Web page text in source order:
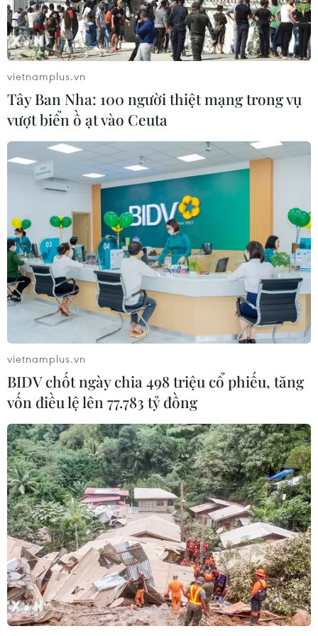
Bộ Y tế yêu cầu theo dõi chặt chẽ tình hình
dịch bệnh truyền nhiễm
12/12/2023 02:56
Theo Bộ Y tế, hiện nay thời tiết giai đoạn vào mùa Đông
Xuân, tạo điều kiện thuận lợi cho các dịch bệnh truyền
nhiễm xuất hiện, lây lan - nhất là bệnh lây truyền qua
đường hô hấp.
Nỗ lực phòng chống bệnh truyền nhiễm, y
tế dự phòng, chăm sóc sức khỏe nhân dân
vietnamplus.vn
Tây Ban Nha: 100 người thiệt mạng trong vụ
vượt biển ồ ạt vào Ceuta
vietnamplus.vn
BIDV chốt ngày chia 498 triệu cổ phiếu, tăng
vốn điều lệ lên 77.783 tỷ đồng